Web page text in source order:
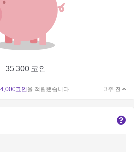
35,300 코인
4,000코인을 적립했습니다. 3주 전